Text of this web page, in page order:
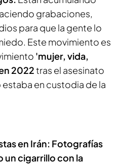
grabaciones,
para que la gente lo
Este movimiento es
'mujer, vida,
2022tras el asesinato
en custodia de la
en Irán: Fotografías
un cigarrillo con la